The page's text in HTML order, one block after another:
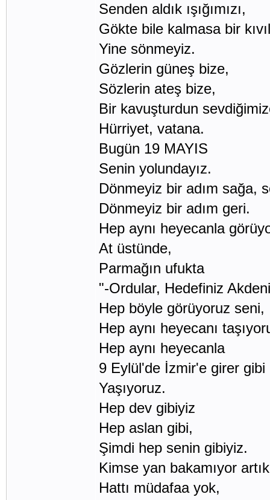
Senden aldık ışığımızı,
Gökte bile kalmasa bir
Yine sönmeyiz.
Gözlerin güneş bize,
Sözlerin ateş bize,
Bir kavuşturdun
Hürriyet, vatana.
Bugün 19 MAYIS
Senin yolundayız.
Dönmeyiz bir adım sağa,
Dönmeyiz bir adım geri.
Hep aynı heyecanla
At üstünde,
Parmağın ufukta
"-Ordular, Hedefiniz
Hep böyle görüyoruz seni,
Hep aynı heyecanı
Hep aynı heyecanla
9 Eylül'de İzmir'e girer gibi
Yaşıyoruz.
Hep dev gibiyiz
Hep aslan gibi,
Şimdi hep senin gibiyiz.
Kimse yan bakamıyor
Hattı müdafaa yok,